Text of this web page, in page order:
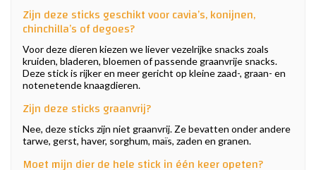
Zijn deze sticks geschikt voor cavia’s, konijnen,
chinchilla’s of degoes?
Voor deze dieren kiezen we liever vezelrijke snacks zoals
kruiden, bladeren, bloemen of passende graanvrije snacks.
Deze stick is rijker en meer gericht op kleine zaad-, graan- en
notenetende knaagdieren.
Zijn deze sticks graanvrij?
Nee, deze sticks zijn niet graanvrij. Ze bevatten onder andere
tarwe, gerst, haver, sorghum, maïs, zaden en granen.
Moet mijn dier de hele stick in één keer opeten?